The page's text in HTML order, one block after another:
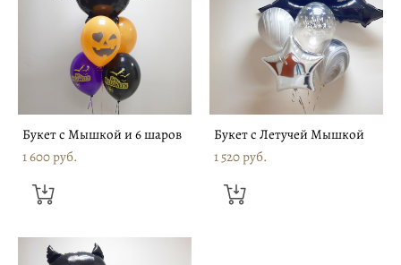
Букет с Мышкой и 6 шаров
1 600 pуб.
Букет с Летучей Мышкой
1 520 pуб.